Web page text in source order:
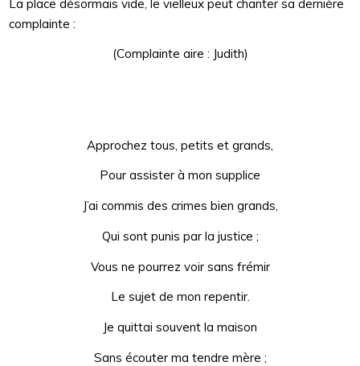
La place désormais vide, le vielleux peut chanter sa dernière
complainte :
(Complainte aire : Judith)
Approchez tous, petits et grands,
Pour assister à mon supplice
J’ai commis des crimes bien grands,
Qui sont punis par la justice ;
Vous ne pourrez voir sans frémir
Le sujet de mon repentir.
Je quittai souvent la maison
Sans écouter ma tendre mère ;